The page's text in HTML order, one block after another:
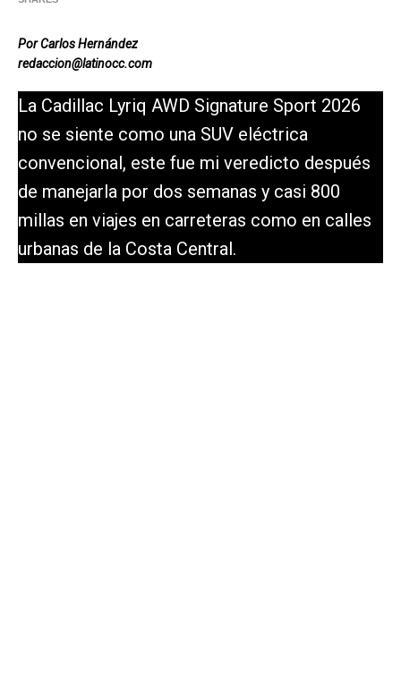
Por Carlos Hernández
redaccion@latinocc.com
La Cadillac Lyriq AWD Signature Sport 2026
no se siente como una SUV eléctrica
convencional, este fue mi veredicto después
de manejarla por dos semanas y casi 800
millas en viajes en carreteras como en calles
urbanas de la Costa Central.